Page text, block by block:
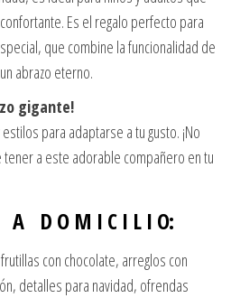
Es el regalo perfecto para
que combine la funcionalidad de
abrazo eterno.
gigante!
para adaptarse a tu gusto. ¡No
a este adorable compañero en tu
A D O M I C I L I O:
con chocolate, arreglos con
detalles para navidad, ofrendas